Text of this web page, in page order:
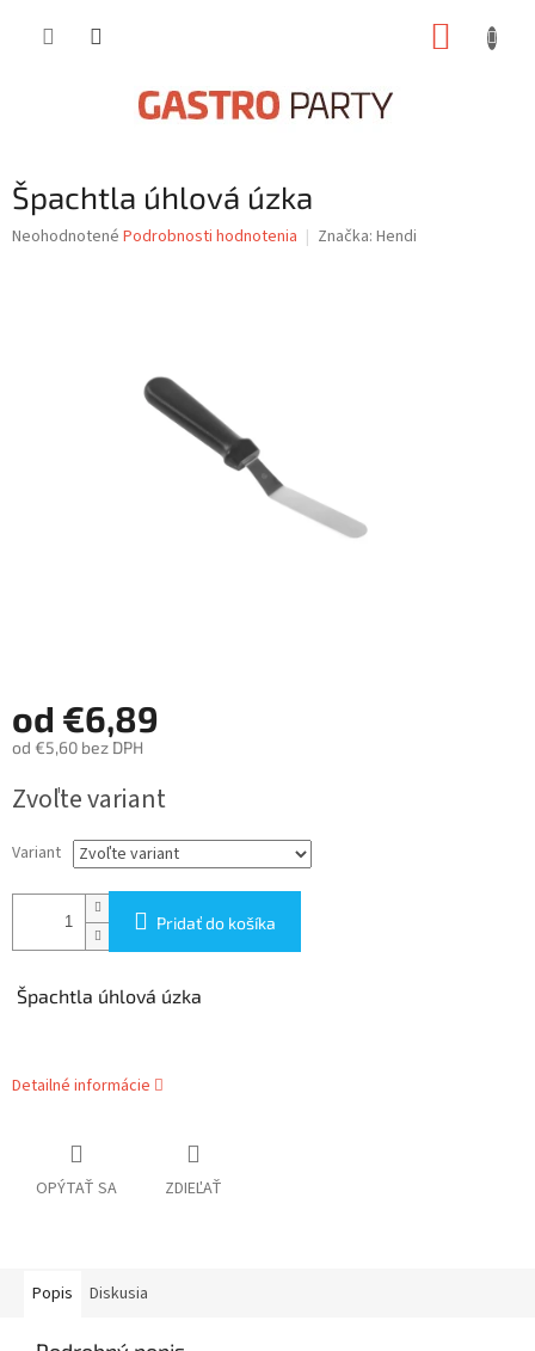
Špachtla úhlová úzka
Priemerné
Neohodnotené Podrobnosti hodnotenia Značka: Hendi
od €6,89
od €5,60 bez DPH
cena:
Zvoľte variant
Variant
Pridať do košíka
Špachtla úhlová úzka
Detailné informácie
OPÝTAŤ SA ZDIEĽAŤ
Popis Diskusia